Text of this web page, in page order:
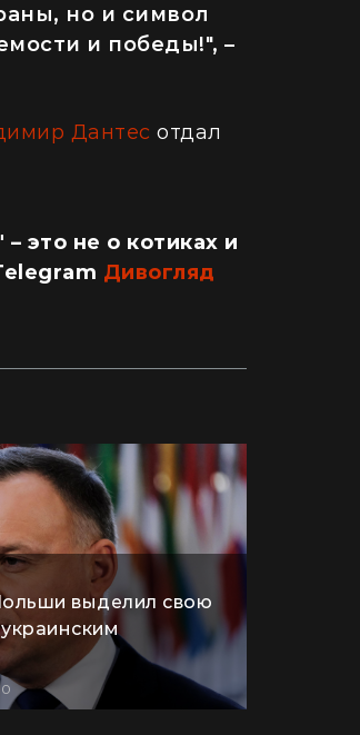
ДОМ
но и символ
и победы!", –
Дантес отдал
это не о котиках и
Дивогляд
выделил свою